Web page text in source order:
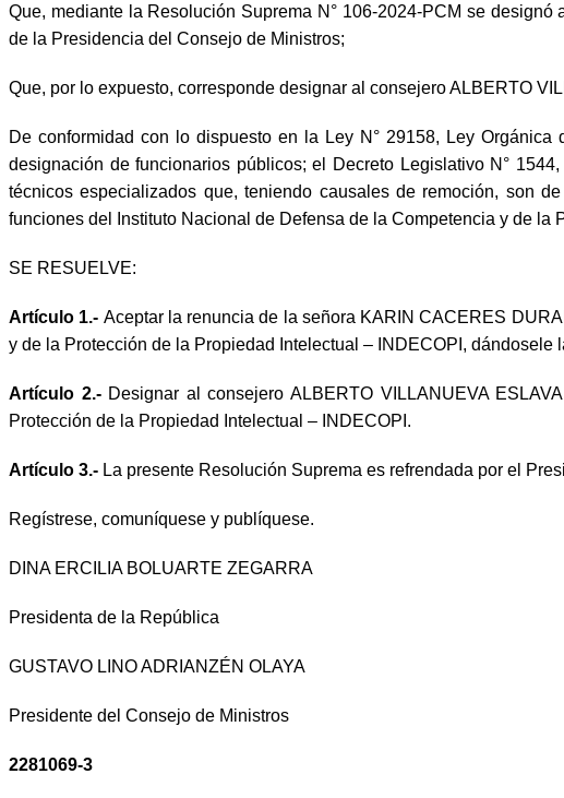
Que, mediante la Resolución Suprema N° 106-2024-PCM se
de la Presidencia del Consejo de Ministros;
Que, por lo expuesto, corresponde designar al consejero ALBERTO
De conformidad con lo dispuesto en la Ley N° 29158, Ley
designación de funcionarios públicos; el Decreto Legislativo N°
técnicos especializados que, teniendo causales de remoción, son
funciones del Instituto Nacional de Defensa de la Competencia y de la
SE RESUELVE:
Artículo 1.- Aceptar la renuncia de la señora KARIN CACERES
y de la Protección de la Propiedad Intelectual – INDECOPI, dándosele
Artículo 2.- Designar al consejero ALBERTO VILLANUEVA
Protección de la Propiedad Intelectual – INDECOPI.
Artículo 3.- La presente Resolución Suprema es refrendada por el
Regístrese, comuníquese y publíquese.
DINA ERCILIA BOLUARTE ZEGARRA
Presidenta de la República
GUSTAVO LINO ADRIANZÉN OLAYA
Presidente del Consejo de Ministros
2281069-3